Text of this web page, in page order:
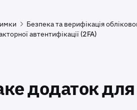
Безпека та верифікація
автентифікації (2FA)
додаток для